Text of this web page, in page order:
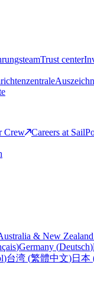
Trust center
Crew
Careers at
& New Zealand
)Germany (Deutsch)
)台湾 (繁體中文)日本